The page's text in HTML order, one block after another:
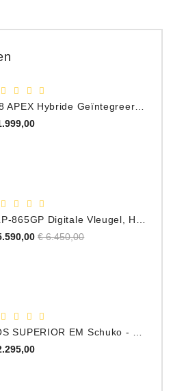
Prijs
Normale
€ 6.450,00Prijs
Prijs